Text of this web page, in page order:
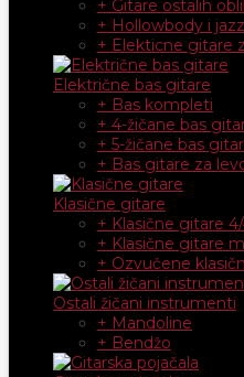
+ Gitare ostalih
+ Hollowbody i
+ Elekticne gitare
Električne bas gitare
+ Bas kompleti
+ 4-žičane bas
+ 5-žičane bas
+ Bas gitare za
Klasične gitare
+ Klasične gitare
+ Klasične gitare
+ Ozvučene
Ostali žičani instrumenti
+ Mandoline
+ Bendžo